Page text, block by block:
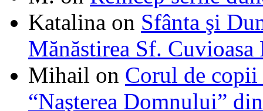
Katalina on Sfânta şi
Mănăstirea Sf. Cuvioasa
Mihail on Corul de
“Naşterea Domnului”